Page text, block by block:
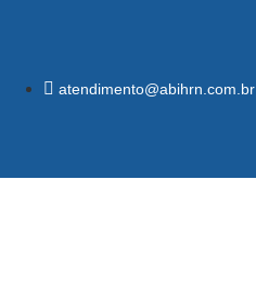
atendimento@abihrn.com.br